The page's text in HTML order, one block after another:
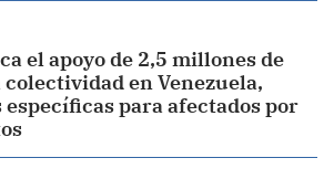
el apoyo de 2,5 millones de
en Venezuela,
para afectados por